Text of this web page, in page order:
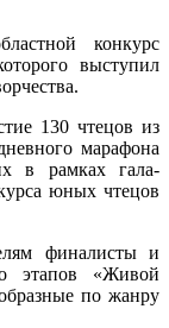
конкурс
выступил
130 чтецов из
марафона
в рамках гала-
юных чтецов
финалисты и
этапов «Живой
по жанру